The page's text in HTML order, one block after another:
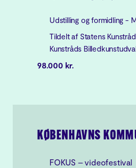
Udstilling og formidling -
Tildelt af Statens
Kunstråds
98.000 kr.
KØBENHAVNS
FOKUS – videofestival